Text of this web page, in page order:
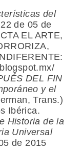
del
de 05 de
EL ARTE,
DEL FIN
y el
Trans.)
Ibérica.
Historia de la
Universal
de 2015